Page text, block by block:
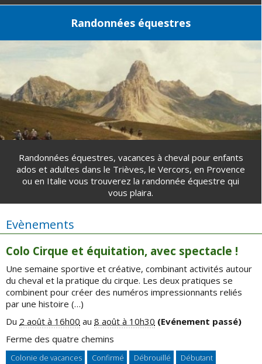
Randonnées équestres
Randonnées équestres, vacances à cheval pour enfants
ados et adultes dans le Trièves, le Vercors, en Provence
ou en Italie vous trouverez la randonnée équestre qui
vous plaira.
Evènements
Colo Cirque et équitation, avec spectacle !
Une semaine sportive et créative, combinant activités autour
du cheval et la pratique du cirque. Les deux pratiques se
combinent pour créer des numéros impressionnants reliés
par une histoire (…)
Du 2 août à 16h00 au 8 août à 10h30 (Evénement passé)
Ferme des quatre chemins
Colonie de vacances Confirmé Débrouillé
Débutant